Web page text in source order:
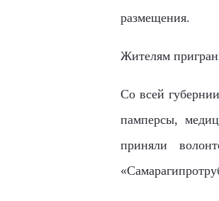
размещения.
Жителям
Со всей
памперсы,
приняли